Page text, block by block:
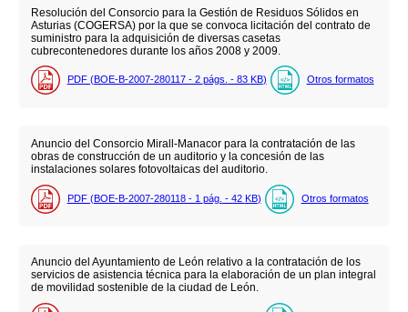
Resolución del Consorcio para la Gestión de Residuos Sólidos en
Asturias (COGERSA) por la que se convoca licitación del contrato de
suministro para la adquisición de diversas casetas
cubrecontenedores durante los años 2008 y 2009.
PDF (BOE-B-2007-280117 - 2 págs. - 83 KB) Otros formatos
Anuncio del Consorcio Mirall-Manacor para la contratación de las
obras de construcción de un auditorio y la concesión de las
instalaciones solares fotovoltaicas del auditorio.
PDF (BOE-B-2007-280118 - 1 pág. - 42 KB) Otros formatos
Anuncio del Ayuntamiento de León relativo a la contratación de los
servicios de asistencia técnica para la elaboración de un plan integral
de movilidad sostenible de la ciudad de León.